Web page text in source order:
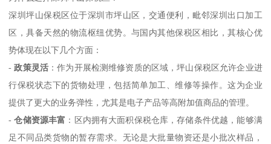
深圳坪山保税区位于深圳市坪山区，交通便利，毗邻深圳出口加工
区，具备天然的物流枢纽优势。与国内其他保税区相比，其核心优
势体现在以下几个方面：
-政策灵活 ：作为开展检测维修资质的区域，坪山保税区允许企业进
行保税状态下的货物处理，包括简单加工、维修等操作。这为企业
提供了更大的业务弹性，尤其是电子产品等高附加值商品的管理。
-仓储资源丰富 ：区内拥有大面积保税仓库，存储条件优越，能够满
足不同品类货物的暂存需求。无论是大批量物资还是小批次样品，